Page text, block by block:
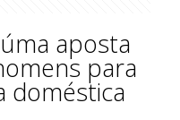
aposta
para
doméstica